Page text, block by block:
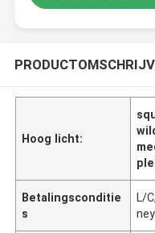
Hoog licht:
Betalingsconditie
s
L/